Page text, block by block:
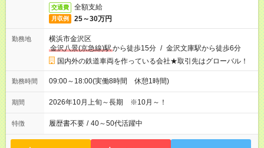
交通費 全額支給
月収例 25～30万円
勤務地
横浜市金沢区
金沢八景(京急線)駅から徒歩15分 / 金沢文庫駅から徒歩6分
国内外の鉄道車両を作っている会社★取引先はグローバル！
勤務時間 09:00～18:00(実働8時間 休憩1時間)
期間 2026年10月上旬～長期 ※10月～！
特徴 履歴書不要 / 40～50代活躍中